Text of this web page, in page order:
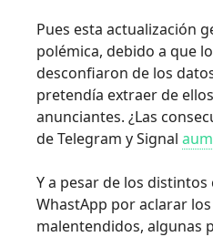
Pues esta actualización
polémica, debido a que
desconfiaron de los
pretendía extraer de
anunciantes. ¿Las
de Telegram y Signal
Y a pesar de los
WhastApp por aclarar
malentendidos, algunas